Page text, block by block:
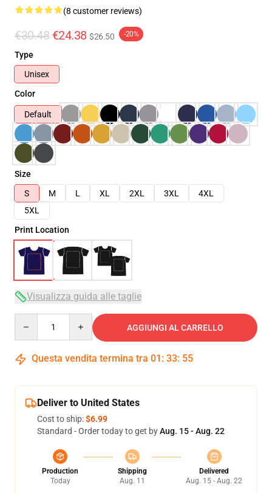
(8 customer reviews)
€30.48 €24.38 $26.50 -20%
Type
Unisex
Color
Default
Size
S
M L XL 2XL 3XL
4XL
5XL
Print Location
Visualizza guida alle taglie
AGGIUNGI AL CARRELLO
Questa vendita termina tra 01 : 33: 54
Deliver to United States
Cost to ship:$6.99
Standard - Order today to get byAug. 15 - Aug. 22
Production
Today
Shipping
Aug. 11
Delivered
Aug. 15 - Aug. 22